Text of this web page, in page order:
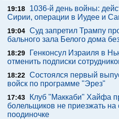
19:18
1036-й день войны:
Сирии, операции в Иудее и
19:04 Суд запретил Трампу
бального зала Белого дома
18:29
Генконсул Израиля в
отменить подписки
18:22 Состоялся первый
войск по программе "Эрез"
17:43
Клуб "Маккаби" Хайфа
болельщиков не приезжать
поодиночке